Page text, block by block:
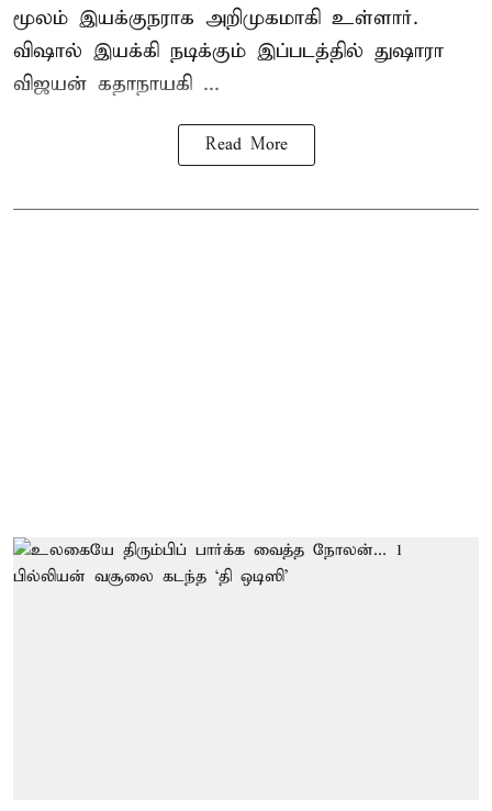
மூலம் இயக்குநராக அறிமுகமாகி உள்ளார்.
விஷால் இயக்கி நடிக்கும் இப்படத்தில் துஷாரா
விஜயன் கதாநாயகி ...
Read More